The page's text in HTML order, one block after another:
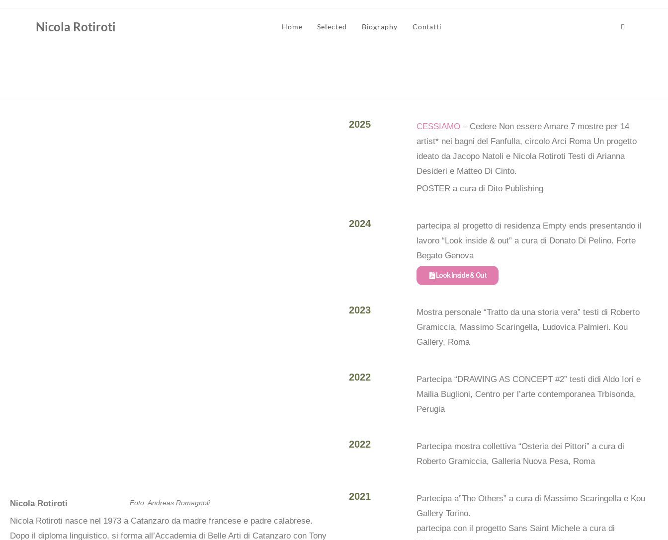
Nicola Rotiroti Home Selected Biography Contatti
Foto: Andreas Romagnoli
Nicola Rotiroti
Nicola Rotiroti nasce nel 1973 a Catanzaro da madre francese e padre calabrese.
Dopo il diploma linguistico, si forma all’Accademia di Belle Arti di Catanzaro con Tony
2025 CESSIAMO– Cedere Non essere Amare 7 mostre per 14
artist* nei bagni del Fanfulla, circolo Arci Roma Un progetto
ideato da Jacopo Natoli e Nicola Rotiroti Testi di Arianna
Desideri e Matteo Di Cinto.
POSTER a cura di Dito Publishing
2024
partecipa al progetto di residenza Empty ends presentando il
lavoro “Look inside & out” a cura di Donato Di Pelino. Forte
Begato Genova
Look Inside & Out
2023
Mostra personale “Tratto da una storia vera” testi di Roberto
Gramiccia, Massimo Scaringella, Ludovica Palmieri. Kou
Gallery, Roma
2022
Partecipa “DRAWING AS CONCEPT #2” testi didi Aldo Iori e
Mailia Buglioni, Centro per l’arte contemporanea Trbisonda,
Perugia
2022
Partecipa mostra collettiva “Osteria dei Pittori” a cura di
Roberto Gramiccia, Galleria Nuova Pesa, Roma
2021
Partecipa a”The Others” a cura di Massimo Scaringella e Kou
Gallery Torino.
partecipa con il progetto Sans Saint Michele a cura di